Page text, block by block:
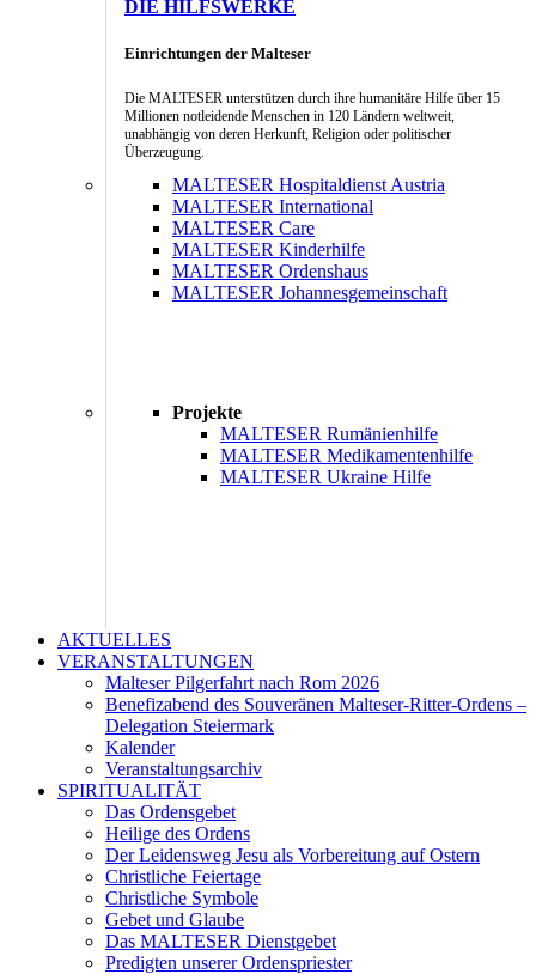
DIE HILFSWERKE
Einrichtungen der Malteser
Die MALTESER unterstützen durch ihre humanitäre Hilfe über 15
Millionen notleidende Menschen in 120 Ländern weltweit,
unabhängig von deren Herkunft, Religion oder politischer
Überzeugung.
MALTESER Hospitaldienst Austria
MALTESER International
MALTESER Care
MALTESER Kinderhilfe
MALTESER Ordenshaus
MALTESER Johannesgemeinschaft
Projekte
MALTESER Rumänienhilfe
MALTESER Medikamentenhilfe
MALTESER Ukraine Hilfe
AKTUELLES
VERANSTALTUNGEN
Malteser Pilgerfahrt nach Rom 2026
Benefizabend des Souveränen Malteser-Ritter-Ordens –
Delegation Steiermark
Kalender
Veranstaltungsarchiv
SPIRITUALITÄT
Das Ordensgebet
Heilige des Ordens
Der Leidensweg Jesu als Vorbereitung auf Ostern
Christliche Feiertage
Christliche Symbole
Gebet und Glaube
Das MALTESER Dienstgebet
Predigten unserer Ordenspriester